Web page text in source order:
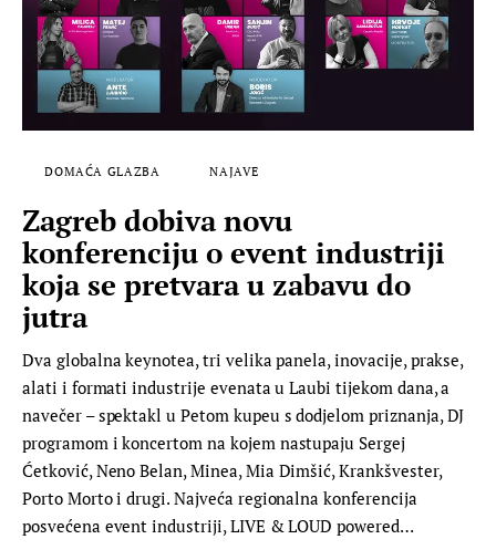
DOMAĆA GLAZBA NAJAVE
Zagreb dobiva novu
konferenciju o event industriji
koja se pretvara u zabavu do
jutra
Dva globalna keynotea, tri velika panela, inovacije, prakse,
alati i formati industrije evenata u Laubi tijekom dana, a
navečer – spektakl u Petom kupeu s dodjelom priznanja, DJ
programom i koncertom na kojem nastupaju Sergej
Ćetković, Neno Belan, Minea, Mia Dimšić, Krankšvester,
Porto Morto i drugi. Najveća regionalna konferencija
posvećena event industriji, LIVE & LOUD powered…